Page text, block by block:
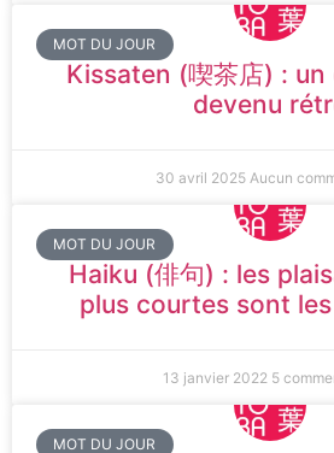
MOT DU JOUR
Kissaten (喫茶店) :
devenu
30 avril 2025 Aucun
MOT DU JOUR
Haiku (俳句) : les
plus courtes sont
13 janvier 2022 5
MOT DU JOUR